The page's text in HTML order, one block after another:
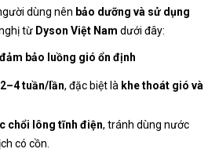
dùng nên bảo dưỡng và sử dụng
từ Dyson Việt Nam dưới đây:
bảo luồng gió ổn định
tuần/lần, đặc biệt là khe thoát gió và
chổi lông tĩnh điện, tránh dùng nước
có cồn.